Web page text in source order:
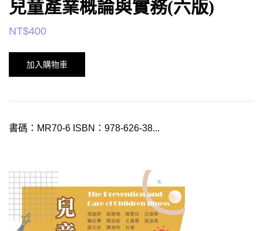
兒童產業概論與實務(六版)
NT$400
加入購物車
書碼：MR70-6 ISBN：978-626-38...